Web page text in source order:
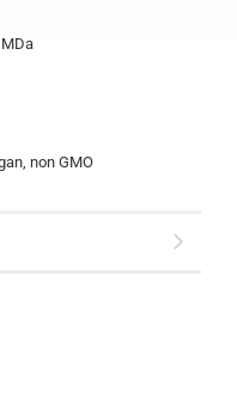
non GMO